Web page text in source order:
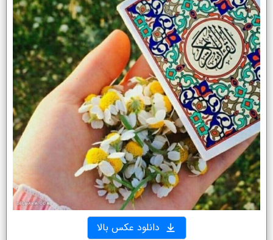
دانلود عکس بالا